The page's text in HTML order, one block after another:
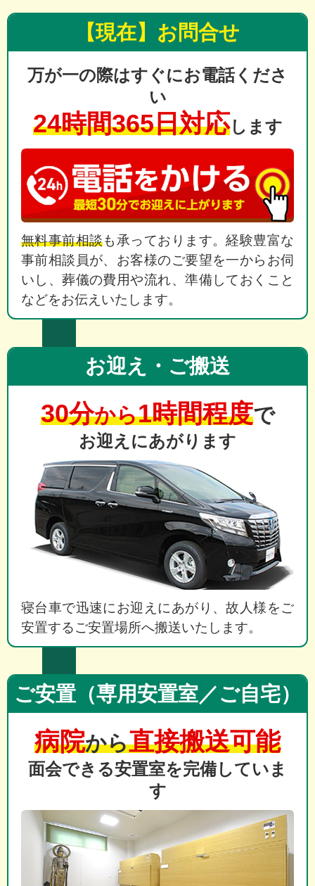
【現在】お問合せ
万が一の際はすぐにお電話くださ
い
24時間365日対応します
無料事前相談も承っております。経験豊富な
事前相談員が、お客様のご要望を一からお伺
いし、葬儀の費用や流れ、準備しておくこと
などをお伝えいたします。
お迎え・ご搬送
30分から1時間程度で
お迎えにあがります
寝台車で迅速にお迎えにあがり、故人様をご
安置するご安置場所へ搬送いたします。
ご安置（専用安置室／ご自宅）
病院から直接搬送可能
面会できる安置室を完備していま
す